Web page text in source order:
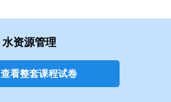
水资源管理
查看整套课程试卷